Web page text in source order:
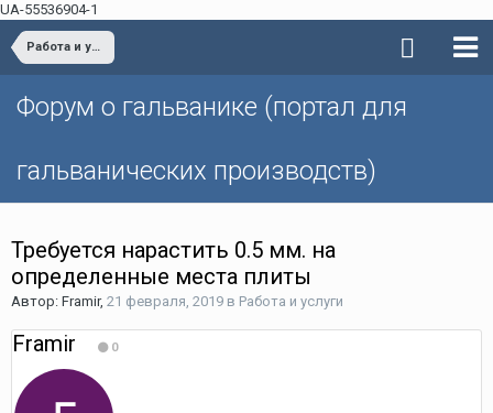
UA-55536904-1
Работа и услуги
Форум о гальванике (портал для
гальванических производств)
Требуется нарастить 0.5 мм. на
определенные места плиты
Автор: Framir, 21 февраля, 2019 в Работа и услуги
Framir 0